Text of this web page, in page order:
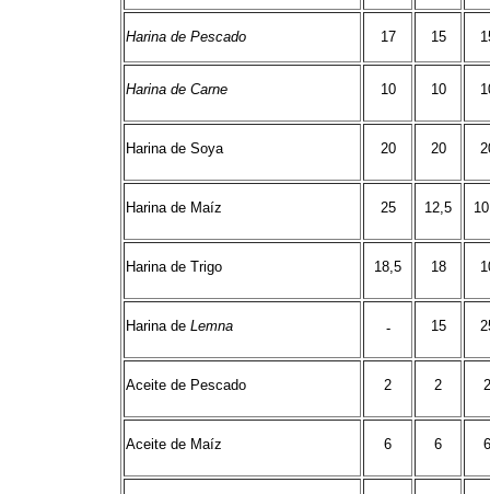
Harina de Pescado 17 15
Harina de Carne 10 10
Harina de Soya 20 20
Harina de Maíz 25 12,5
Harina de Trigo 18,5 18
Harina de Lemna - 15
Aceite de Pescado 2 2 2
Aceite de Maíz 6 6 6